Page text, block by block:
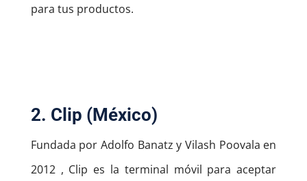
para tus productos.
2. Clip (México)
Fundada por Adolfo Banatz y Vilash Poovala en
2012 , Clip es la terminal móvil para aceptar